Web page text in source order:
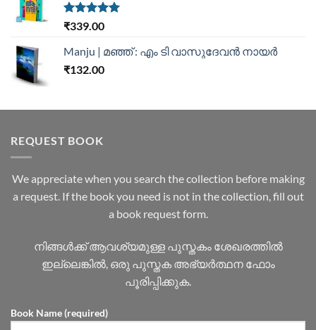
Rated5.00
₹339.00
Manju | മഞ്ഞ് : എം ടി വാസുദേവന്‍ നായര്‍
₹132.00
REQUEST BOOK
We appreciate when you search the collection before making
a request. If the book you need is not in the collection, fill out
a book request form.
നിങ്ങൾക്ക് ആവശ്യമുള്ള പുസ്തകം ശേഖരത്തിൽ
ഇല്ലെങ്കിൽ, ഒരു പുസ്തക അഭ്യർത്ഥന ഫോം
പൂരിപ്പിക്കുക.
Book Name (required)